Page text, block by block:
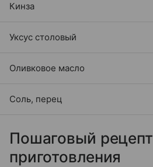
Кинза
Уксус столовый
Оливковое масло
Соль, перец
Пошаговый рецепт
приготовления